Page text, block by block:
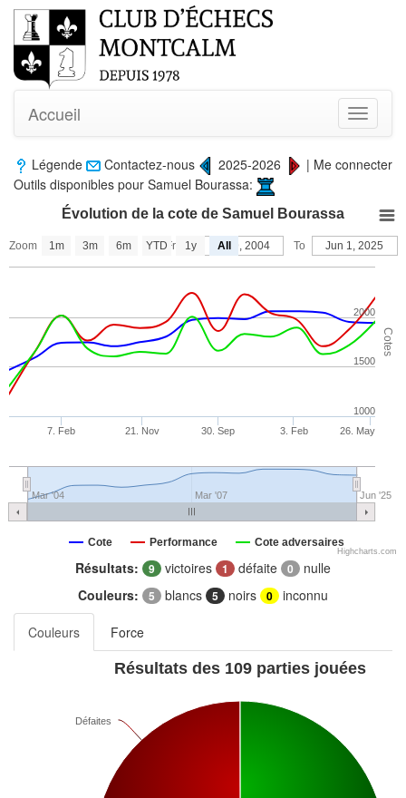
Toggle
Accueil
Légende Contactez-nous 2025-2026 | Me connecter
Outils disponibles pour Samuel Bourassa:
Zoom From Feb 9, 2004 To Jun 1, 2025
Cotes
Évolution de la cote de Samuel Bourassa
Cote Performance Cote adversaires
7. Feb 21. Nov 26. May
30. Sep 3. Feb
Jun '25
Mar '04 Mar '07
2000
1000
1500
1m 3m 6m YTD 1y All
Highcharts.com
Résultats: 9 victoires 1 défaite 0
nulle
Couleurs:
5 blancs 5 noirs 0 inconnu
Couleurs
Force
Résultats des 109 parties jouées
Défaites